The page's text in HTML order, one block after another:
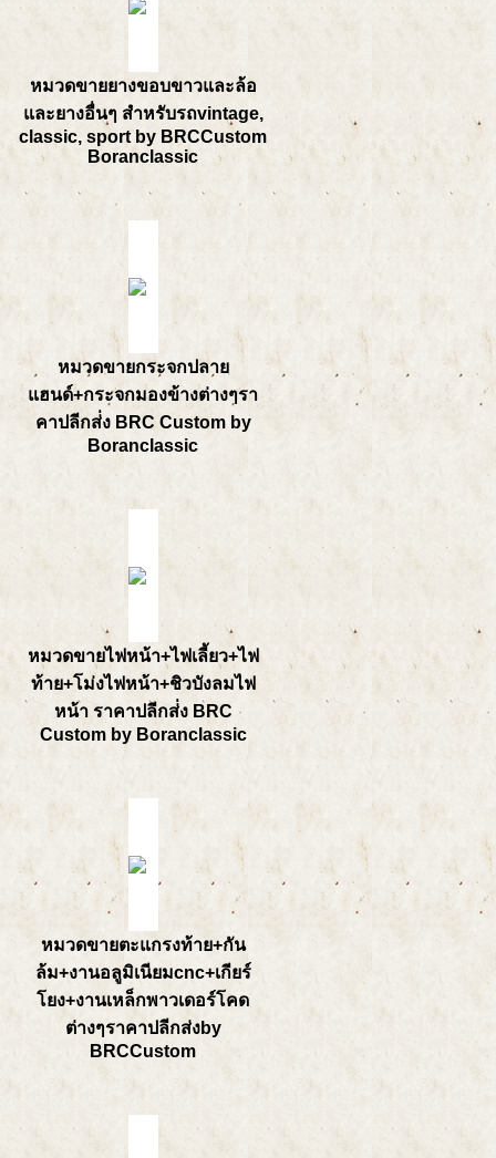
หมวดขายยางขอบขาวและล้อ
และยางอื่นๆ สำหรับรถvintage,
classic, sport by BRCCustom
Boranclassic
หมวดขายกระจกปลาย
แฮนด์+กระจกมองข้างต่างๆรา
คาปลีกส่่ง BRC Custom by
Boranclassic
หมวดขายไฟหน้า+ไฟเลี้ยว+ไฟ
ท้าย+โม่งไฟหน้า+ชิวบังลมไฟ
หน้า ราคาปลีกส่่ง BRC
Custom by Boranclassic
หมวดขายตะแกรงท้าย+กัน
ล้ม+งานอลูมิเนียมcnc+เกียร์
โยง+งานเหล็กพาวเดอร์โคด
ต่างๆราคาปลีกส่งby
BRCCustom